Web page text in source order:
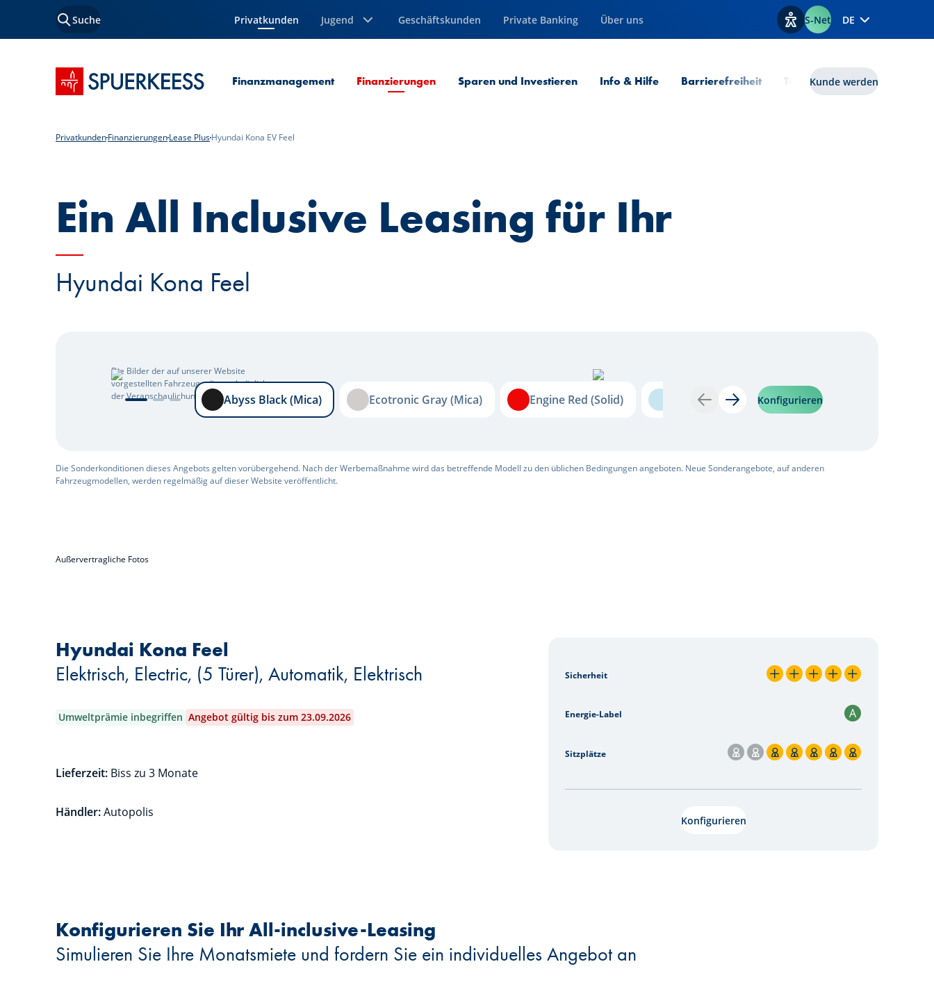
Suche Privatkunden
Aktuelle Seite Jugend Geschäftskunden Private Banking Über uns Optionen zur Barrierefreiheit
S-Net DE
Startseite SPUERKEESS Finanzmanagement FinanzierungenAktuelle Seite
Sparen und Investieren Info & Hilfe Barrierefreiheit Tools lux|funds
Kunde werden
PrivatkundenFinanzierungenLease PlusHyundai Kona EV Feel
Ein All Inclusive Leasing für Ihr
Hyundai Kona Feel
Abyss Black (Mica)
Abyss Black (Mica) Ecotronic Gray (Mica)
Ecotronic Gray (Mica) Engine Red (Solid)
Engine Red (Solid) Meta Blue (Mica)
Meta Blue (Mica) Serenity White (Mica)
Serenity White (Mica)
Konfigurieren
ZurückWeiter
Die Bilder der auf unserer Website
vorgestellten Fahrzeuge dienen lediglich
der Veranschaulichung.
Die Sonderkonditionen dieses Angebots gelten vorübergehend. Nach der Werbemaßnahme wird das betreffende Modell zu den üblichen Bedingungen angeboten. Neue Sonderangebote, auf anderen
Fahrzeugmodellen, werden regelmäßig auf dieser Website veröffentlicht.
Außervertragliche Fotos
Hyundai Kona Feel
Elektrisch, Electric, (5 Türer), Automatik, Elektrisch
Umweltprämie inbegriffen Angebot gültig bis zum 23.09.2026
Lieferzeit: Biss zu 3 Monate
Händler:Autopolis
Sicherheit 5 / 5
Energie-Label A
Sitzplätze 5 / 7
Konfigurieren
Konfigurieren Sie Ihr All-inclusive-Leasing
Simulieren Sie Ihre Monatsmiete und fordern Sie ein individuelles Angebot an